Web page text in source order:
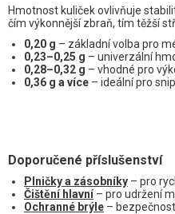
Hmotnost kuliček ovlivňuje
čím výkonnější zbraň, tím těžší
0,20 g – základní volba pro
0,23–0,25 g – univerzální
0,28–0,32 g – vhodné pro
0,36 g a více – ideální pro
Doporučené příslušenství
Plničky a zásobníky – pro
Čištění hlavní– pro udržení
Ochranné brýle –